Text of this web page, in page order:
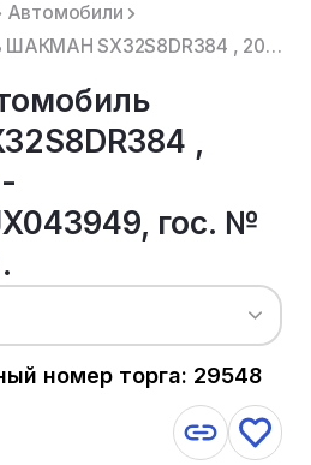
Автомобили
Грузовой автомобиль ШАКМАН SX32S8DR384 , 2018 г.в., Vin- LZGJRDR43JX043949, гос. № К 987 КЕ 142.
,
гос. №
номер торга: 29548